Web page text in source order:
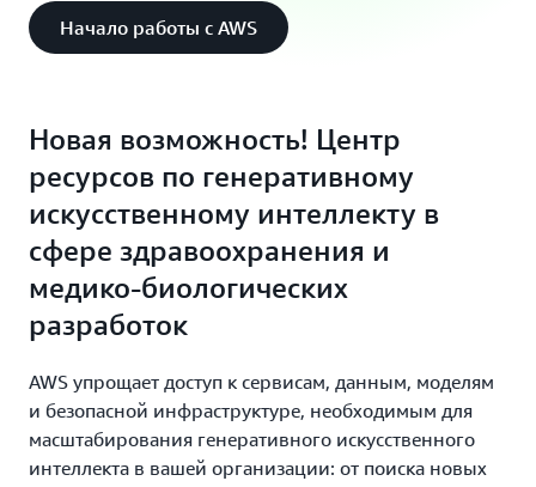
Начало работы с AWS
Новая возможность! Центр
ресурсов по генеративному
искусственному интеллекту в
сфере здравоохранения и
медико-биологических
разработок
AWS упрощает доступ к сервисам, данным, моделям
и безопасной инфраструктуре, необходимым для
масштабирования генеративного искусственного
интеллекта в вашей организации: от поиска новых